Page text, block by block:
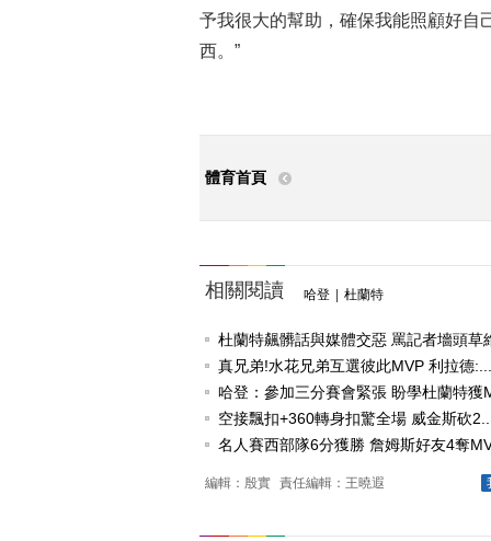
予我很大的幫助，確保我能照顧好自
西。”
體育首頁
相關閱讀 哈登 杜蘭特
杜蘭特飆髒話與媒體交惡 罵記者墻頭草
真兄弟!水花兄弟互選彼此MVP 利拉德:...
哈登：參加三分賽會緊張 盼學杜蘭特獲
空接飄扣+360轉身扣驚全場 威金斯砍
名人賽西部隊6分獲勝 詹姆斯好友4奪
編輯：殷實 責任編輯：王曉遐